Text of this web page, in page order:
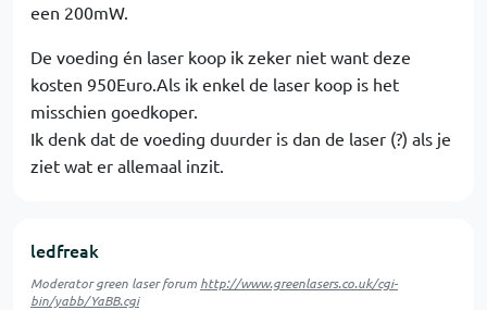
een 200mW.
De voeding én laser koop ik zeker niet want deze
kosten 950Euro.Als ik enkel de laser koop is het
misschien goedkoper.
Ik denk dat de voeding duurder is dan de laser (?) als je
ziet wat er allemaal inzit.
ledfreak
Moderator green laser forum http://www.greenlasers.co.uk/cgi-
bin/yabb/YaBB.cgi